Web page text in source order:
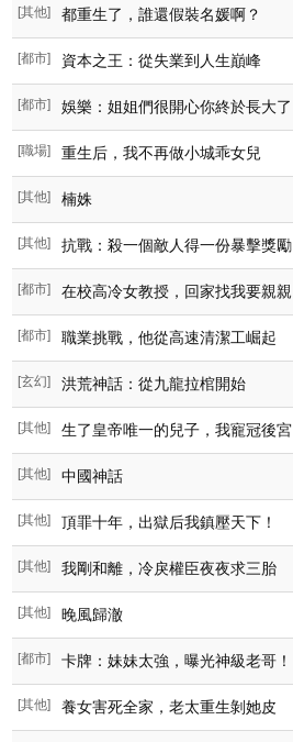
[其他] 都重生了，誰還假裝名媛啊？
[都市] 資本之王：從失業到人生巔峰
[都市] 娛樂：姐姐們很開心你終於長大了
[職場] 重生后，我不再做小城乖女兒
[其他] 楠姝
[其他] 抗戰：殺一個敵人得一份暴擊獎勵
[都市] 在校高冷女教授，回家找我要親親
[都市] 職業挑戰，他從高速清潔工崛起
[玄幻] 洪荒神話：從九龍拉棺開始
[其他] 生了皇帝唯一的兒子，我寵冠後宮
[其他] 中國神話
[其他] 頂罪十年，出獄后我鎮壓天下！
[其他] 我剛和離，冷戾權臣夜夜求三胎
[其他] 晚風歸澈
[都市] 卡牌：妹妹太強，曝光神級老哥！
[其他] 養女害死全家，老太重生剝她皮